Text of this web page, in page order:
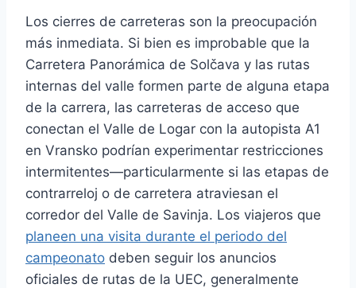
Los cierres de carreteras son la preocupación
más inmediata. Si bien es improbable que la
Carretera Panorámica de Solčava y las rutas
internas del valle formen parte de alguna etapa
de la carrera, las carreteras de acceso que
conectan el Valle de Logar con la autopista A1
en Vransko podrían experimentar restricciones
intermitentes—particularmente si las etapas de
contrarreloj o de carretera atraviesan el
corredor del Valle de Savinja. Los viajeros que
planeen una visita durante el periodo del
campeonato deben seguir los anuncios
oficiales de rutas de la UEC, generalmente